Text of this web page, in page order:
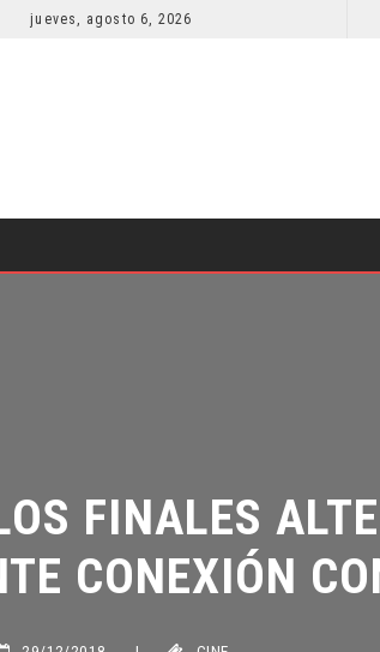
jueves, agosto 6, 2026
FINALES
CONEXIÓN